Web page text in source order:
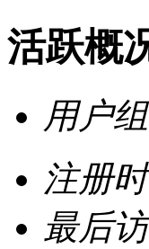
活跃概
用户组
注册
最后